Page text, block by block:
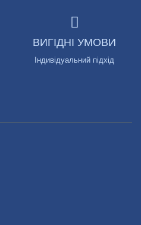
ВИГІДНІ УМОВИ
Індивідуальний підхід